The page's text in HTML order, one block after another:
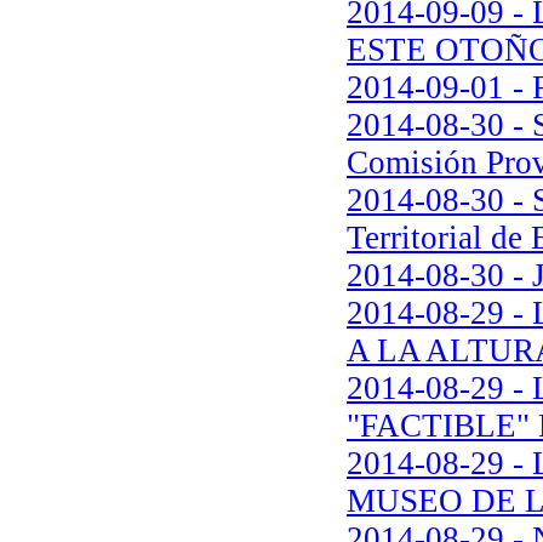
2014-09-09 -
ESTE
2014-09-01 -
2014-08-30 -
Comisión
2014-08-30 -
Territorial de
2014-08-30 -
2014-08-29 -
A LA
2014-08-29
"FACTIBLE"
2014-08-29 -
MUSEO DE